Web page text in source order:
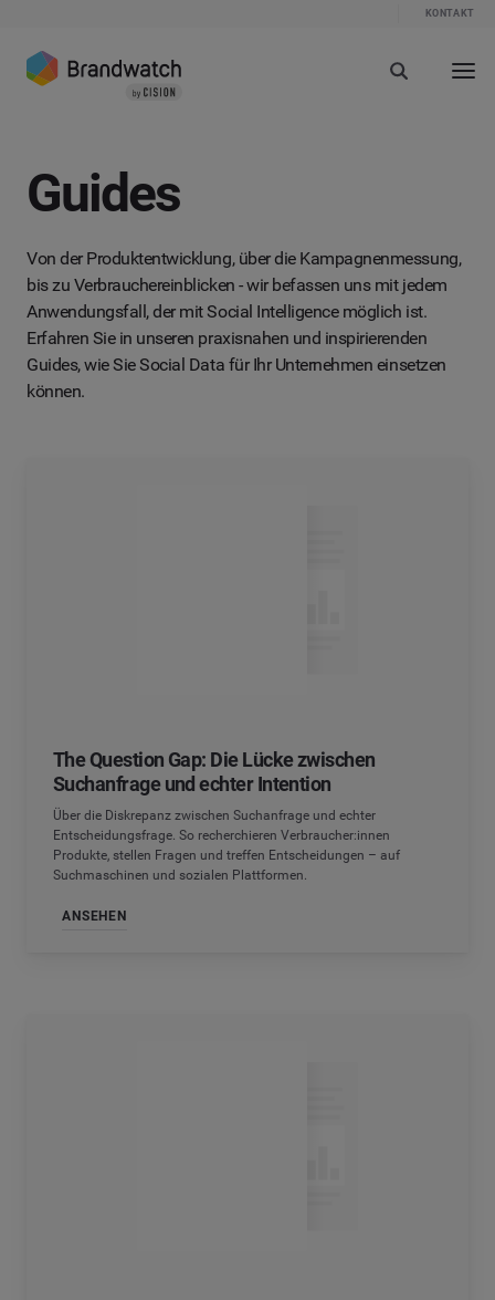
KONTAKT
Guides
Von der Produktentwicklung, über die Kampagnenmessung,
bis zu Verbrauchereinblicken - wir befassen uns mit jedem
Anwendungsfall, der mit Social Intelligence möglich ist.
Erfahren Sie in unseren praxisnahen und inspirierenden
Guides, wie Sie Social Data für Ihr Unternehmen einsetzen
können.
The Question Gap: Die Lücke zwischen
Suchanfrage und echter Intention
Über die Diskrepanz zwischen Suchanfrage und echter
Entscheidungsfrage. So recherchieren Verbraucher:innen
Produkte, stellen Fragen und treffen Entscheidungen – auf
Suchmaschinen und sozialen Plattformen.
ANSEHEN